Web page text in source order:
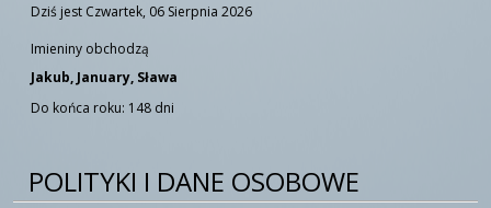
Dziś jest Czwartek, 06 Sierpnia 2026
Imieniny obchodzą
Jakub, January, Sława
Do końca roku: 148 dni
POLITYKI I DANE OSOBOWE